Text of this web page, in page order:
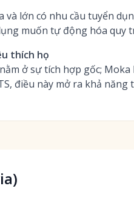
và lớn có nhu cầu tuyển
muốn tự động hóa quy
thích họ
ở sự tích hợp gốc;
điều này mở ra khả